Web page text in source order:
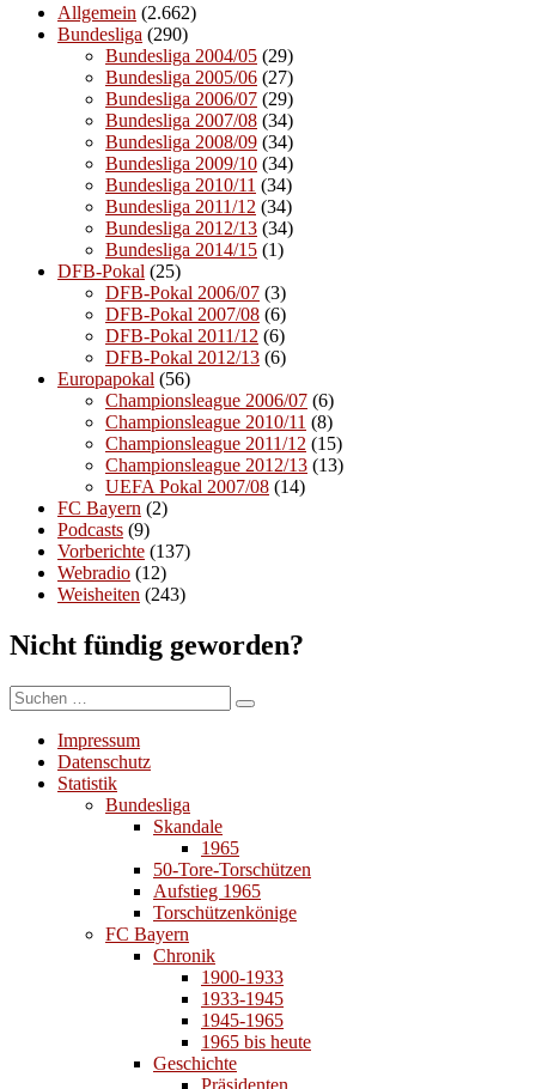
Allgemein (2.662)
Bundesliga (290)
Bundesliga 2004/05 (29)
Bundesliga 2005/06 (27)
Bundesliga 2006/07 (29)
Bundesliga 2007/08 (34)
Bundesliga 2008/09 (34)
Bundesliga 2009/10 (34)
Bundesliga 2010/11 (34)
Bundesliga 2011/12 (34)
Bundesliga 2012/13 (34)
Bundesliga 2014/15 (1)
DFB-Pokal (25)
DFB-Pokal 2006/07 (3)
DFB-Pokal 2007/08 (6)
DFB-Pokal 2011/12 (6)
DFB-Pokal 2012/13 (6)
Europapokal (56)
Championsleague 2006/07 (6)
Championsleague 2010/11 (8)
Championsleague 2011/12 (15)
Championsleague 2012/13 (13)
UEFA Pokal 2007/08 (14)
FC Bayern (2)
Podcasts (9)
Vorberichte (137)
Webradio (12)
Weisheiten (243)
Nicht fündig geworden?
Suchen
nach:
Suchen
Impressum
Datenschutz
Statistik
Bundesliga
Skandale
1965
50-Tore-Torschützen
Aufstieg 1965
Torschützenkönige
FC Bayern
Chronik
1900-1933
1933-1945
1945-1965
1965 bis heute
Geschichte
Präsidenten